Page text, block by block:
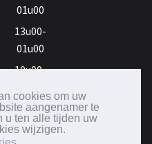
cookies om uw
aangenamer te
u ten alle tijden uw
wijzigen.
01u00
13u00-
01u00
10u00-